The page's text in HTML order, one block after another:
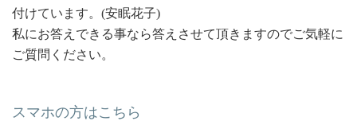
付けています。(安眠花子)
私にお答えできる事なら答えさせて頂きますのでご気軽に
ご質問ください。
スマホの方はこちら